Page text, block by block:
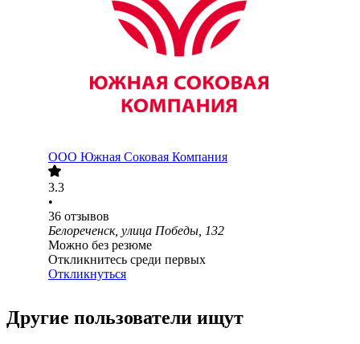
ООО Южная Соковая Компания
3.3
•
36 отзывов
Белореченск, улица Победы, 132
Можно без резюме
Откликнитесь среди первых
Откликнуться
Другие пользователи ищут